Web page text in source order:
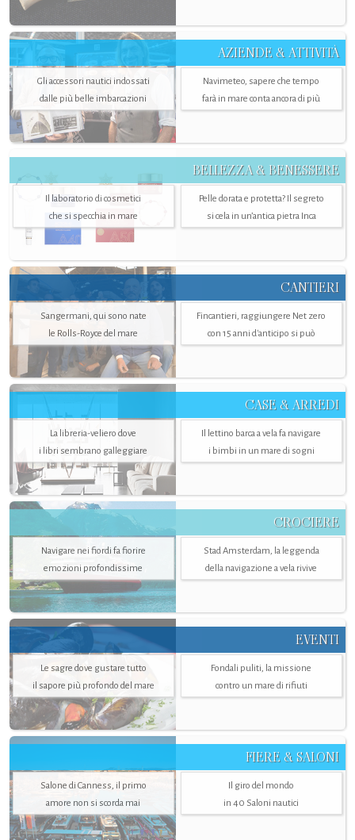
AZIENDE & ATTIVITÀ
Gli accessori nautici indossati
dalle più belle imbarcazioni
Navimeteo, sapere che tempo
farà in mare conta ancora di più
BELLEZZA & BENESSERE
Il laboratorio di cosmetici
che si specchia in mare
Pelle dorata e protetta? Il segreto
si cela in un’antica pietra Inca
CANTIERI
Sangermani, qui sono nate
le Rolls-Royce del mare
Fincantieri, raggiungere Net zero
con 15 anni d'anticipo si può
CASE & ARREDI
La libreria-veliero dove
i libri sembrano galleggiare
Il lettino barca a vela fa navigare
i bimbi in un mare di sogni
CROCIERE
Navigare nei fiordi fa fiorire
emozioni profondissime
Stad Amsterdam, la leggenda
della navigazione a vela rivive
EVENTI
Le sagre dove gustare tutto
il sapore più profondo del mare
Fondali puliti, la missione
contro un mare di rifiuti
FIERE & SALONI
Salone di Canness, il primo
amore non si scorda mai
Il giro del mondo
in 40 Saloni nautici